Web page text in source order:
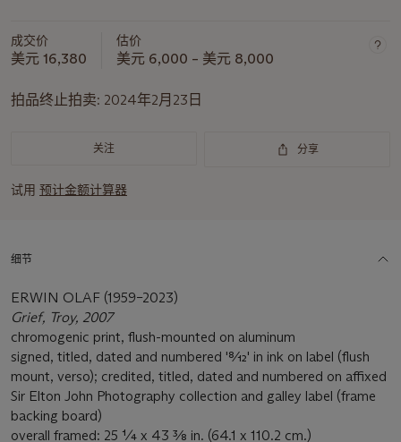
成交价
美元 16,380
估价
美元 6,000 – 美元 8,000
拍品终止拍卖: 2024年2月23日
关注 分享
试用 预计金额计算器
细节
ERWIN OLAF (1959–2023)
Grief, Troy, 2007
chromogenic print, flush-mounted on aluminum
signed, titled, dated and numbered '8⁄12' in ink on label (flush
mount, verso); credited, titled, dated and numbered on affixed
Sir Elton John Photography collection and galley label (frame
backing board)
overall framed: 25 ¼ x 43 3⁄8 in. (64.1 x 110.2 cm.)